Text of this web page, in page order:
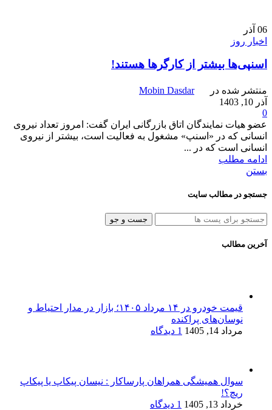
06 آذر
اخبار روز
اسنپی‌ها بیشتر از کارگرها هستند!
منتشر شده در
Mobin Dasdar
آذر 10, 1403
0
عضو هیات نمایندگان اتاق بازرگانی ایران گفت: امروز تعداد نیروی
انسانی که در «اسنپ» مشغول به فعالیت است، بیشتر از نیروی
انسانی است که در ...
ادامه مطلب
بستن
جستجو در مطالب سایت
جست و جو
آخرین مطالب
قیمت خودرو در ۱۴ مرداد ۱۴۰۵؛ بازار در مدار احتیاط و
نوسان‌های پراکنده
مرداد 14, 1405
1 دیدگاه
سوال همیشگی همراهان پارساکار : نیسان پیکاپ یا پیکاپ
ریچ؟!
خرداد 13, 1405
1 دیدگاه